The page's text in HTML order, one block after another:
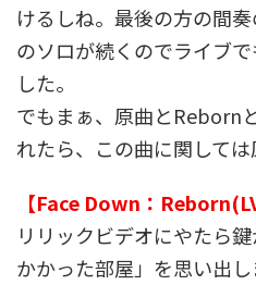
けるしね。最後の方の間
のソロが続くのでライブ
した。
でもまぁ、原曲とReborn
れたら、この曲に関しては
【Face Down：
リリックビデオにやたら
かかった部屋」を思い出